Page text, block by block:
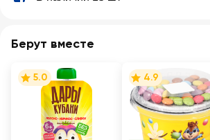
Берут вместе
5.0 4.9